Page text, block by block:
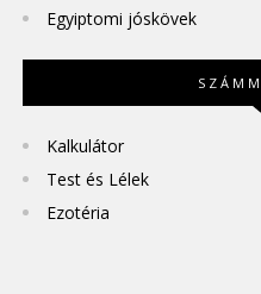
Egyiptomi jóskövek
Kalkulátor
Test és Lélek
Ezotéria